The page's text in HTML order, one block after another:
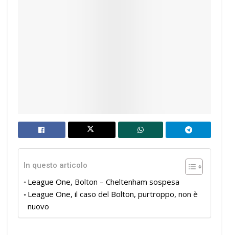
In questo articolo
League One, Bolton – Cheltenham sospesa
League One, il caso del Bolton, purtroppo, non è
nuovo